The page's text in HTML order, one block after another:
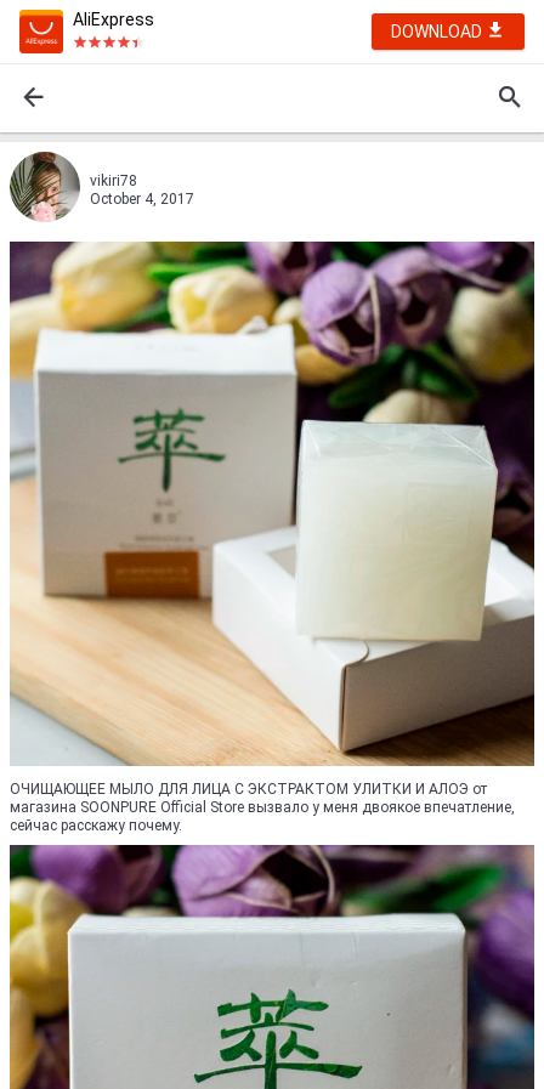
AliExpress
DOWNLOAD
vikiri78
October 4, 2017
ОЧИЩАЮЩЕЕ МЫЛО ДЛЯ ЛИЦА С ЭКСТРАКТОМ УЛИТКИ И АЛОЭ от
магазина SOONPURE Official Store вызвало у меня двоякое впечатление,
сейчас расскажу почему.